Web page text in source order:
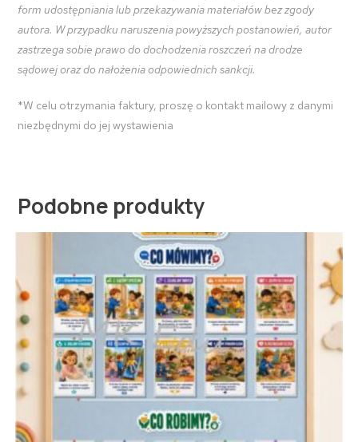
form udostępniania lub przekazywania materiałów bez zgody
autora. W przypadku naruszenia powyższych postanowień, autor
zastrzega sobie prawo do dochodzenia roszczeń na drodze
sądowej oraz do nałożenia odpowiednich sankcji.
*W celu otrzymania faktury, proszę o kontakt mailowy z danymi
niezbędnymi do jej wystawienia
Podobne produkty